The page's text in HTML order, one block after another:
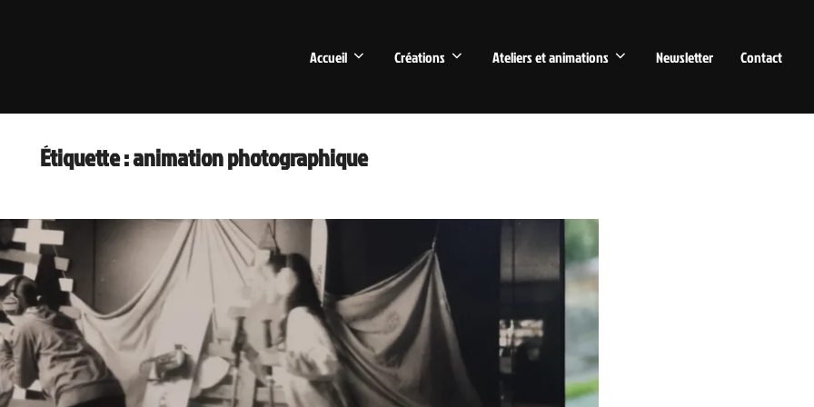
Accueil Créations Ateliers et animations Newsletter Contact
Étiquette :animation photographique